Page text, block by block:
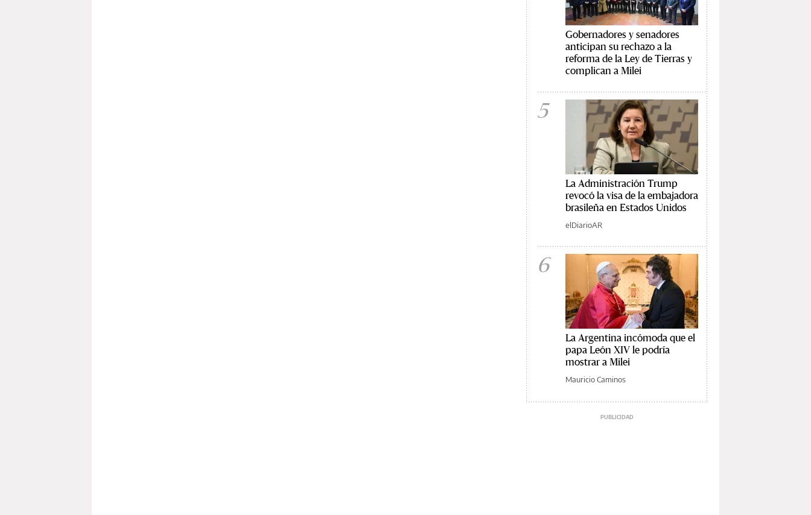
Gobernadores y senadores
anticipan su rechazo a la
reforma de la Ley de Tierras y
complican a Milei
5
La Administración Trump
revocó la visa de la embajadora
brasileña en Estados Unidos
elDiarioAR
6
La Argentina incómoda que el
papa León XIV le podría
mostrar a Milei
Mauricio Caminos